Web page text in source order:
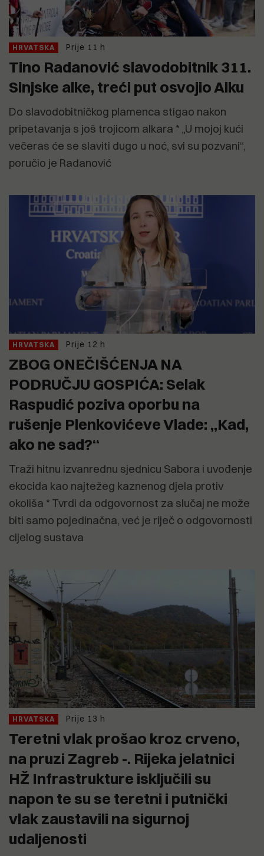
HRVATSKA Prije 11 h
Tino Radanović slavodobitnik 311.
Sinjske alke, treći put osvojio Alku
Do slavodobitničkog plamenca stigao nakon
pripetavanja s još trojicom alkara * „U mojoj kući
večeras će se slaviti dugo u noć, svi su pozvani“,
poručio je Radanović
HRVATSKA Prije 12 h
ZBOG ONEČIŠĆENJA NA
PODRUČJU GOSPIĆA: Selak
Raspudić poziva oporbu na
rušenje Plenkovićeve Vlade: „Kad,
ako ne sad?“
Traži hitnu izvanrednu sjednicu Sabora i uvođenje
ekocida kao najtežeg kaznenog djela protiv
okoliša * Tvrdi da odgovornost za slučaj ne može
biti samo pojedinačna, već je riječ o odgovornosti
cijelog sustava
HRVATSKA Prije 13 h
Teretni vlak prošao kroz crveno,
na pruzi Zagreb -. Rijeka jelatnici
HŽ Infrastrukture isključili su
napon te su se teretni i putnički
vlak zaustavili na sigurnoj
udaljenosti